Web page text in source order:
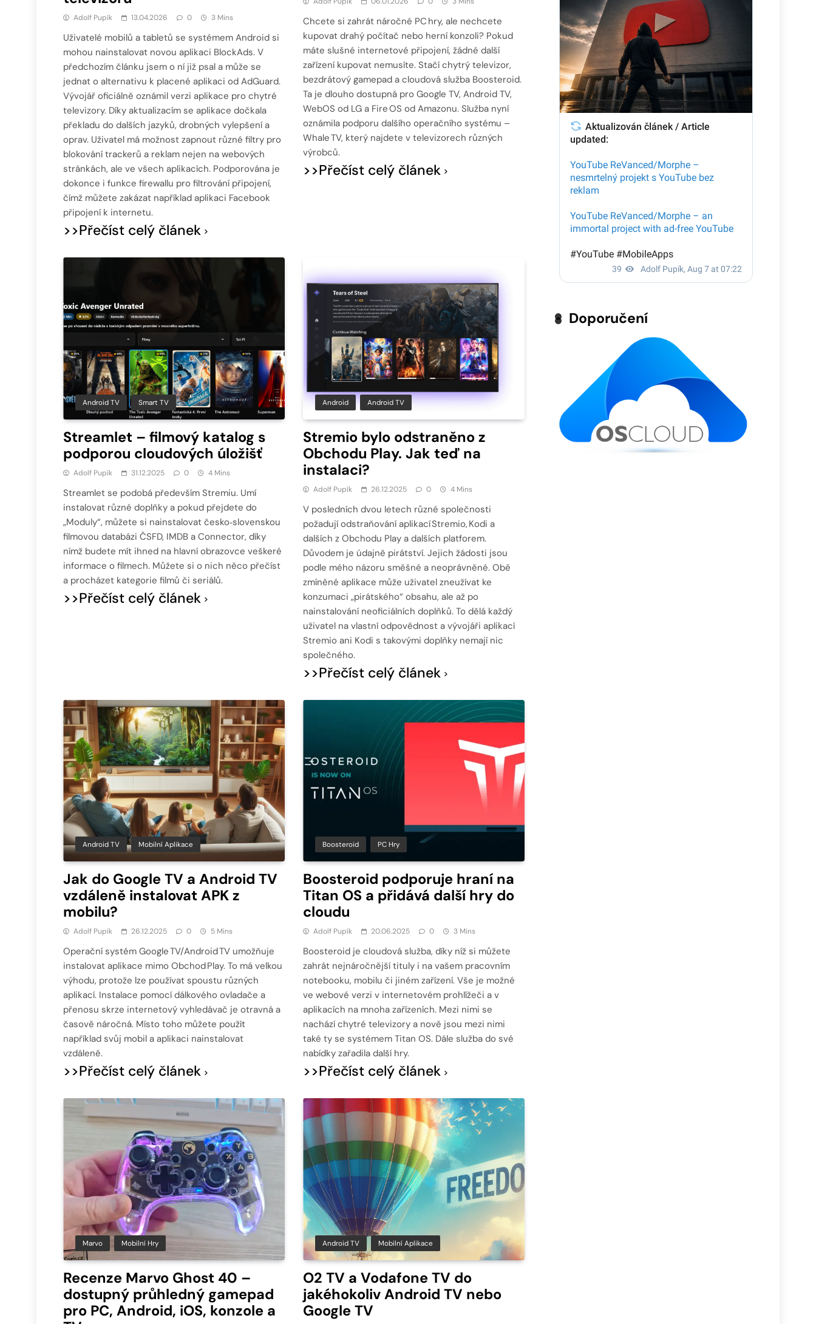
Adolf Pupík 13.04.2026 0 3 Mins
Uživatelé mobilů a tabletů se systémem Android si
mohou nainstalovat novou aplikaci BlockAds. V
předchozím článku jsem o ní již psal a může se
jednat o alternativu k placené aplikaci od AdGuard.
Vývojář oficiálně oznámil verzi aplikace pro chytré
televizory. Díky aktualizacím se aplikace dočkala
překladu do dalších jazyků, drobných vylepšení a
oprav. Uživatel má možnost zapnout různé filtry pro
blokování trackerů a reklam nejen na webových
stránkách, ale ve všech aplikacích. Podporována je
dokonce i funkce firewallu pro filtrování připojení,
čímž můžete zakázat například aplikaci Facebook
připojení k internetu.
>>Přečíst celý článek
Chcete si zahrát náročné PC hry, ale nechcete
kupovat drahý počítač nebo herní konzoli? Pokud
máte slušné internetové připojení, žádné další
zařízení kupovat nemusíte. Stačí chytrý televizor,
bezdrátový gamepad a cloudová služba Boosteroid.
Ta je dlouho dostupná pro Google TV, Android TV,
WebOS od LG a Fire OS od Amazonu. Služba nyní
oznámila podporu dalšího operačního systému –
Whale TV, který najdete v televizorech různých
výrobců.
>>Přečíst celý článek
Android TV Smart TV
Streamlet – filmový katalog s
podporou cloudových úložišť
Adolf Pupík 31.12.2025 0 4 Mins
Streamlet se podobá především Stremiu. Umí
instalovat různé doplňky a pokud přejdete do
„Moduly“, můžete si nainstalovat česko‑slovenskou
filmovou databázi ČSFD, IMDB a Connector, díky
nímž budete mít ihned na hlavní obrazovce veškeré
informace o filmech. Můžete si o nich něco přečíst
a procházet kategorie filmů či seriálů.
>>Přečíst celý článek
Android Android TV
Stremio bylo odstraněno z
Obchodu Play. Jak teď na
instalaci?
Adolf Pupík 26.12.2025 0 4 Mins
V posledních dvou letech různé společnosti
požadují odstraňování aplikací Stremio, Kodi a
dalších z Obchodu Play a dalších platforem.
Důvodem je údajně pirátství. Jejich žádosti jsou
podle mého názoru směšné a neoprávněné. Obě
zmíněné aplikace může uživatel zneužívat ke
konzumaci „pirátského“ obsahu, ale až po
nainstalování neoficiálních doplňků. To dělá každý
uživatel na vlastní odpovědnost a vývojáři aplikací
Stremio ani Kodi s takovými doplňky nemají nic
společného.
>>Přečíst celý článek
Android TV Mobilní Aplikace
Jak do Google TV a Android TV
vzdáleně instalovat APK z
mobilu?
Adolf Pupík 26.12.2025 0 5 Mins
Operační systém Google TV/Android TV umožňuje
instalovat aplikace mimo Obchod Play. To má velkou
výhodu, protože lze používat spoustu různých
aplikací. Instalace pomocí dálkového ovladače a
přenosu skrze internetový vyhledávač je otravná a
časově náročná. Místo toho můžete použít
například svůj mobil a aplikaci nainstalovat
vzdáleně.
>>Přečíst celý článek
Boosteroid PC Hry
Boosteroid podporuje hraní na
Titan OS a přidává další hry do
cloudu
Adolf Pupík 20.06.2025 0 3 Mins
Boosteroid je cloudová služba, díky níž si můžete
zahrát nejnáročnější tituly i na vašem pracovním
notebooku, mobilu či jiném zařízení. Vše je možné
ve webové verzi v internetovém prohlížeči a v
aplikacích na mnoha zařízeních. Mezi nimi se
nachází chytré televizory a nově jsou mezi nimi
také ty se systémem Titan OS. Dále služba do své
nabídky zařadila další hry.
>>Přečíst celý článek
Marvo Mobilní Hry
Recenze Marvo Ghost 40 –
dostupný průhledný gamepad
pro PC, Android, iOS, konzole a
Android TV Mobilní Aplikace
O2 TV a Vodafone TV do
jakéhokoliv Android TV nebo
Google TV
Doporučení